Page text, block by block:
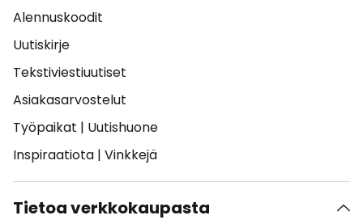
Alennuskoodit
Uutiskirje
Tekstiviestiuutiset
Asiakasarvostelut
Työpaikat | Uutishuone
Inspiraatiota | Vinkkejä
Tietoa verkkokaupasta